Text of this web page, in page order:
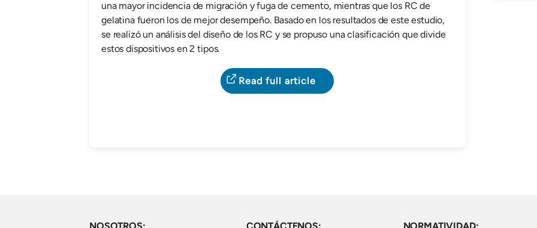
una mayor incidencia de migración y fuga de cemento, mientras que los RC de
gelatina fueron los de mejor desempeño. Basado en los resultados de este estudio,
se realizó un análisis del diseño de los RC y se propuso una clasificación que divide
estos dispositivos en 2 tipos.
Read full article